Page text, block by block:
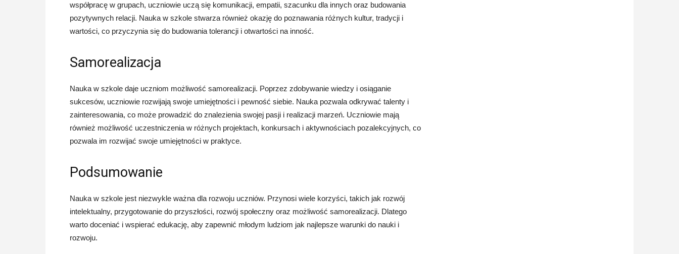
współpracę w grupach, uczniowie uczą się komunikacji, empatii, szacunku dla innych oraz budowania
pozytywnych relacji. Nauka w szkole stwarza również okazję do poznawania różnych kultur, tradycji i
wartości, co przyczynia się do budowania tolerancji i otwartości na inność.
Samorealizacja
Nauka w szkole daje uczniom możliwość samorealizacji. Poprzez zdobywanie wiedzy i osiąganie
sukcesów, uczniowie rozwijają swoje umiejętności i pewność siebie. Nauka pozwala odkrywać talenty i
zainteresowania, co może prowadzić do znalezienia swojej pasji i realizacji marzeń. Uczniowie mają
również możliwość uczestniczenia w różnych projektach, konkursach i aktywnościach pozalekcyjnych, co
pozwala im rozwijać swoje umiejętności w praktyce.
Podsumowanie
Nauka w szkole jest niezwykle ważna dla rozwoju uczniów. Przynosi wiele korzyści, takich jak rozwój
intelektualny, przygotowanie do przyszłości, rozwój społeczny oraz możliwość samorealizacji. Dlatego
warto doceniać i wspierać edukację, aby zapewnić młodym ludziom jak najlepsze warunki do nauki i
rozwoju.